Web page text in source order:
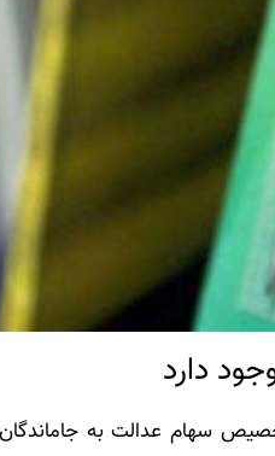
دارد
سهام عدالت به جاماندگان